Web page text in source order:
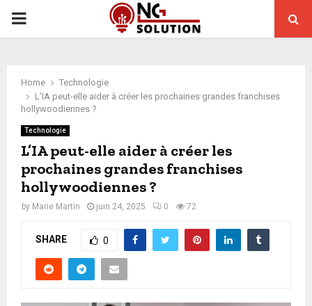
PRIMARY
Home
Technologie
L’IA peut-elle aider à créer les prochaines grandes franchises
hollywoodiennes ?
Technologie
L’IA peut-elle aider à créer les
prochaines grandes franchises
hollywoodiennes ?
by Marie Martin juin 24, 2025 0 72
SHARE 0